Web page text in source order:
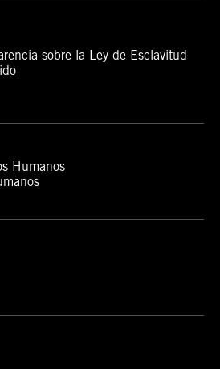
sobre la Ley de Esclavitud
Humanos